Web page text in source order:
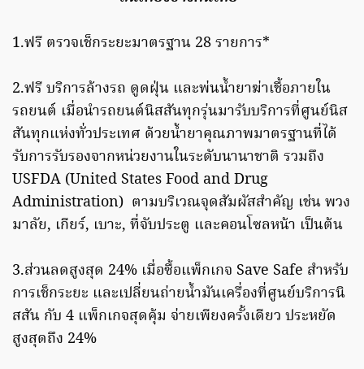
1.ฟรี ตรวจเช็กระยะมาตรฐาน 28 รายการ*
2.ฟรี บริการล้างรถ ดูดฝุ่น และพ่นน้ำยาฆ่าเชื้อภายใน
รถยนต์ เมื่อนำรถยนต์นิสสันทุกรุ่นมารับบริการที่ศูนย์นิส
สันทุกแห่งทั่วประเทศ ด้วยน้ำยาคุณภาพมาตรฐานที่ได้
รับการรับรองจากหน่วยงานในระดับนานาชาติ รวมถึง
USFDA (United States Food and Drug
Administration) ตามบริเวณจุดสัมผัสสำคัญ เช่น พวง
มาลัย, เกียร์, เบาะ, ที่จับประตู และคอนโซลหน้า เป็นต้น
3.ส่วนลดสูงสุด 24% เมื่อซื้อแพ็กเกจ Save Safe สำหรับ
การเช็กระยะ และเปลี่ยนถ่ายน้ำมันเครื่องที่ศูนย์บริการนิ
สสัน กับ 4 แพ็กเกจสุดคุ้ม จ่ายเพียงครั้งเดียว ประหยัด
สูงสุดถึง 24%